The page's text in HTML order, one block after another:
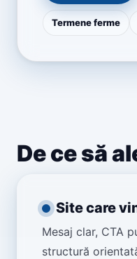
Termene ferme
De ce să
Site care
Mesaj clar, CTA
structură